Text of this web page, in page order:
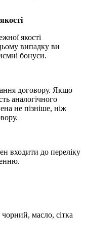
якості
випадку ви
бонуси.
договору. Якщо
аналогічного
не пізніше, ніж
входити до переліку
масло, сітка